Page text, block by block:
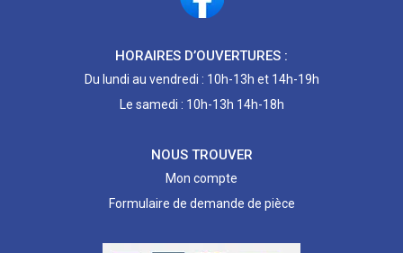
HORAIRES D’OUVERTURES :
Du lundi au vendredi : 10h-13h et 14h-19h
Le samedi : 10h-13h 14h-18h
NOUS TROUVER
Mon compte
Formulaire de demande de pièce